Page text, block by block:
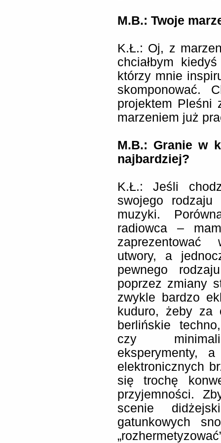
M.B.: Twoje m
K.Ł.: Oj, z
chciałbym
którzy mnie
skomponować.
projektem Pleśni
marzeniem już
M.B.: Granie w
najbardziej?
K.Ł.: Jeśli
swojego rodzaju
muzyki.
radiowca –
zaprezentować
utwory, a
pewnego
poprzez zmiany
zwykle bardzo
kuduro, żeby za
berlińskie
czy
eksperymenty,
elektronicznych
się trochę
przyjemności.
scenie
gatunkowych